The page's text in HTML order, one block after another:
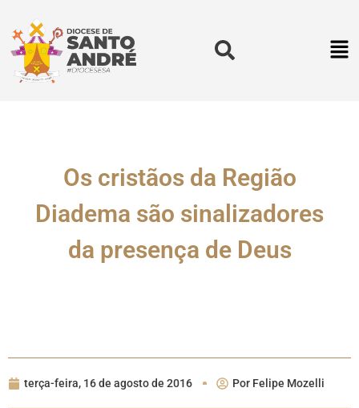
Os cristãos da Região
Diadema são sinalizadores
da presença de Deus
terça-feira, 16 de agosto de 2016 Por Felipe Mozelli